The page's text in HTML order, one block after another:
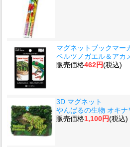
マグネットブックマー
ベルツノガエル＆アカ
販売価格462円(税込)
3D マグネット
やんばるの生物 オキ
販売価格1,100円(税込)